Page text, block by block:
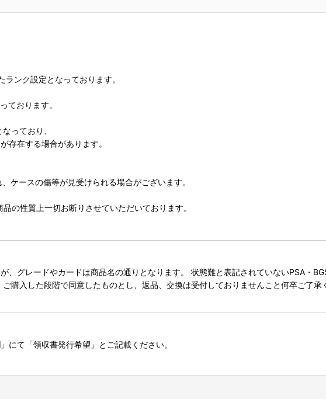
ンク設定となっております。
ております。
っており、
存在する場合があります。
ケースの傷等が見受けられる場合がございます。
の性質上一切お断りさせていただいております。
、グレードやカードは商品名の通りとなります。 状態難と表記されていないPSA・
購入した段階で同意したものとし、返品、交換は受付しておりませんこと何卒ご了承
にて「領収書発行希望」とご記載ください。